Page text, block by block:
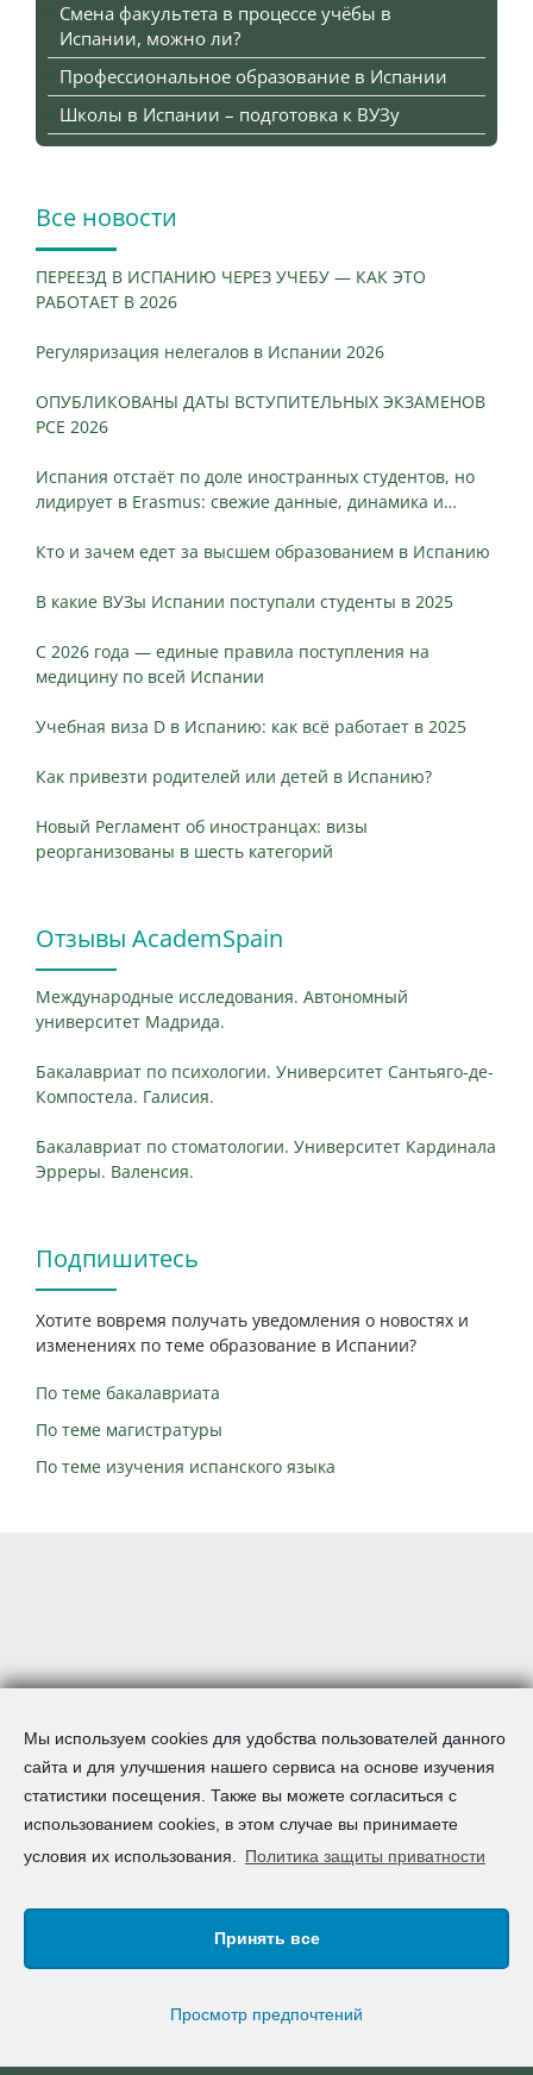
Мы используем cookies для удобства пользователей данного
сайта и для улучшения нашего сервиса на основе изучения
статистики посещения. Также вы можете согласиться с
использованием cookies, в этом случае вы принимаете
условия их использования.
Политика защиты приватности
Принять все
Просмотр предпочтений
Смена факультета в процессе учёбы в
Испании, можно ли?
Профессиональное образование в Испании
Школы в Испании – подготовка к ВУЗу
Все новости
ПЕРЕЕЗД В ИСПАНИЮ ЧЕРЕЗ УЧЕБУ — КАК ЭТО
РАБОТАЕТ В 2026
Регуляризация нелегалов в Испании 2026
ОПУБЛИКОВАНЫ ДАТЫ ВСТУПИТЕЛЬНЫХ ЭКЗАМЕНОВ
PCE 2026
Испания отстаёт по доле иностранных студентов, но
лидирует в Erasmus: свежие данные, динамика и
Кто и зачем едет за высшем образованием в Испанию
В какие ВУЗы Испании поступали студенты в 2025
С 2026 года — единые правила поступления на
медицину по всей Испании
Учебная виза D в Испанию: как всё работает в 2025
Как привезти родителей или детей в Испанию?
Новый Регламент об иностранцах: визы
реорганизованы в шесть категорий
Отзывы AcademSpain
Международные исследования. Автономный
университет Мадрида.
Бакалавриат по психологии. Университет Сантьяго-де-
Компостела. Галисия.
Бакалавриат по стоматологии. Университет Кардинала
Эрреры. Валенсия.
Подпишитесь
Хотите вовремя получать уведомления о новостях и
изменениях по теме образование в Испании?
По теме бакалавриата
По теме магистратуры
По теме изучения испанского языка
Авторское право © 2008-2026 AcademSpain S.L. | Все
Карта сайта| Правовая информация
Работать с нами
Легальное предупреждение